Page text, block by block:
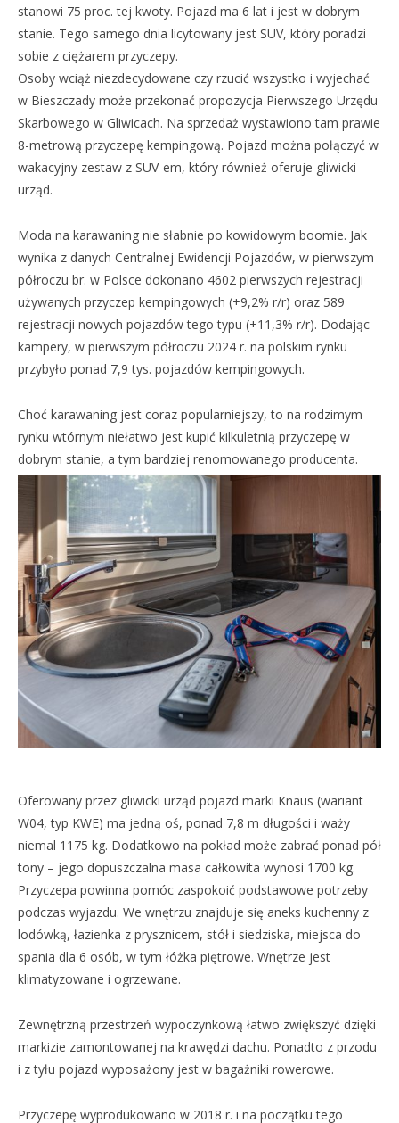
stanowi 75 proc. tej kwoty. Pojazd ma 6 lat i jest w dobrym
stanie. Tego samego dnia licytowany jest SUV, który poradzi
sobie z ciężarem przyczepy.
Osoby wciąż niezdecydowane czy rzucić wszystko i wyjechać
w Bieszczady może przekonać propozycja Pierwszego Urzędu
Skarbowego w Gliwicach. Na sprzedaż wystawiono tam prawie
8-metrową przyczepę kempingową. Pojazd można połączyć w
wakacyjny zestaw z SUV-em, który również oferuje gliwicki
urząd.
Moda na karawaning nie słabnie po kowidowym boomie. Jak
wynika z danych Centralnej Ewidencji Pojazdów, w pierwszym
półroczu br. w Polsce dokonano 4602 pierwszych rejestracji
używanych przyczep kempingowych (+9,2% r/r) oraz 589
rejestracji nowych pojazdów tego typu (+11,3% r/r). Dodając
kampery, w pierwszym półroczu 2024 r. na polskim rynku
przybyło ponad 7,9 tys. pojazdów kempingowych.
Choć karawaning jest coraz popularniejszy, to na rodzimym
rynku wtórnym niełatwo jest kupić kilkuletnią przyczepę w
dobrym stanie, a tym bardziej renomowanego producenta.
Oferowany przez gliwicki urząd pojazd marki Knaus (wariant
W04, typ KWE) ma jedną oś, ponad 7,8 m długości i waży
niemal 1175 kg. Dodatkowo na pokład może zabrać ponad pół
tony – jego dopuszczalna masa całkowita wynosi 1700 kg.
Przyczepa powinna pomóc zaspokoić podstawowe potrzeby
podczas wyjazdu. We wnętrzu znajduje się aneks kuchenny z
lodówką, łazienka z prysznicem, stół i siedziska, miejsca do
spania dla 6 osób, w tym łóżka piętrowe. Wnętrze jest
klimatyzowane i ogrzewane.
Zewnętrzną przestrzeń wypoczynkową łatwo zwiększyć dzięki
markizie zamontowanej na krawędzi dachu. Ponadto z przodu
i z tyłu pojazd wyposażony jest w bagażniki rowerowe.
Przyczepę wyprodukowano w 2018 r. i na początku tego